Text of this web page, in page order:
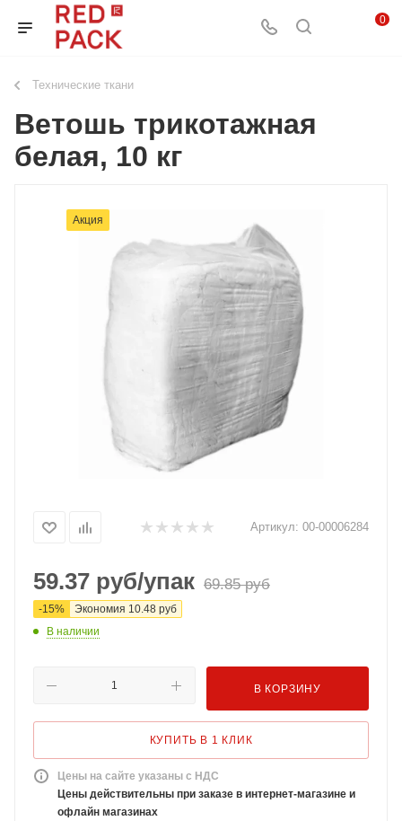
0
Технические ткани
Ветошь трикотажная
белая, 10 кг
Акция
Артикул: 00-00006284
59.37 руб/упак 69.85руб
-15% Экономия 10.48 руб
В наличии
В КОРЗИНУ
КУПИТЬ В 1 КЛИК
Цены на сайте указаны с НДС
Цены действительны при заказе в интернет-магазине и
офлайн магазинах